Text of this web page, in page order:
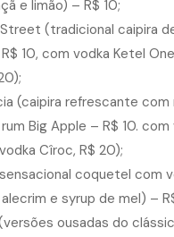
e limão) – R$ 10;
(tradicional caipira
10, com vodka Ketel
(caipira refrescante com
Big Apple – R$ 10.
Cîroc, R$ 20);
coquetel com
e syrup de mel) –
ousadas do